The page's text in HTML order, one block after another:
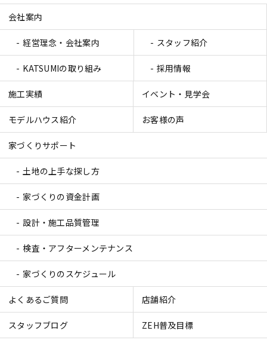
会社案内
経営理念・会社案内 スタッフ紹介
KATSUMIの取り組み 採用情報
施工実績 イベント・見学会
モデルハウス紹介 お客様の声
家づくりサポート
土地の上手な探し方
家づくりの資金計画
設計・施工品質管理
検査・アフターメンテナンス
家づくりのスケジュール
よくあるご質問 店舗紹介
スタッフブログ ZEH普及目標